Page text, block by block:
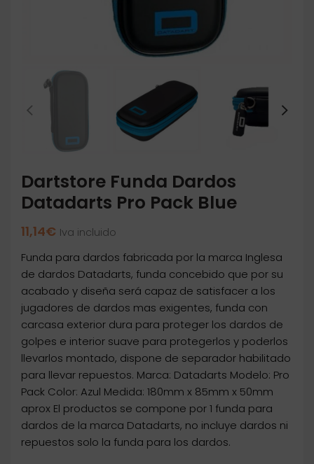
Dartstore Funda Dardos
Datadarts Pro Pack Blue
11,14€ Iva incluido
Funda para dardos fabricada por la marca Inglesa
de dardos Datadarts, funda concebido que por su
acabado y diseña será capaz de satisfacer a los
jugadores de dardos mas exigentes, funda con
carcasa exterior dura para proteger los dardos de
golpes e interior suave para protegerlos y poderlos
llevarlos montado, dispone de separador habilitado
para llevar repuestos. Marca: Datadarts Modelo: Pro
Pack Color: Azul Medida: 180mm x 85mm x 50mm
aprox El productos se compone por 1 funda para
dardos de la marca Datadarts, no incluye dardos ni
repuestos solo la funda para los dardos.